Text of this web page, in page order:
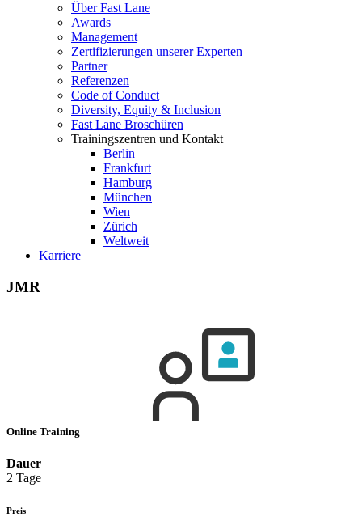
Über Fast Lane
Awards
Management
Zertifizierungen unserer Experten
Partner
Referenzen
Code of Conduct
Diversity, Equity & Inclusion
Fast Lane Broschüren
Trainingszentren und Kontakt
Berlin
Frankfurt
Hamburg
München
Wien
Zürich
Weltweit
Karriere
JMR
Online Training
Dauer
2 Tage
Preis